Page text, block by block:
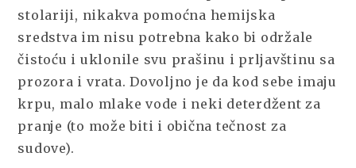
stolariji, nikakva pomoćna hemijska
sredstva im nisu potrebna kako bi održale
čistoću i uklonile svu prašinu i prljavštinu sa
prozora i vrata. Dovoljno je da kod sebe imaju
krpu, malo mlake vode i neki deterdžent za
pranje (to može biti i obična tečnost za
sudove).